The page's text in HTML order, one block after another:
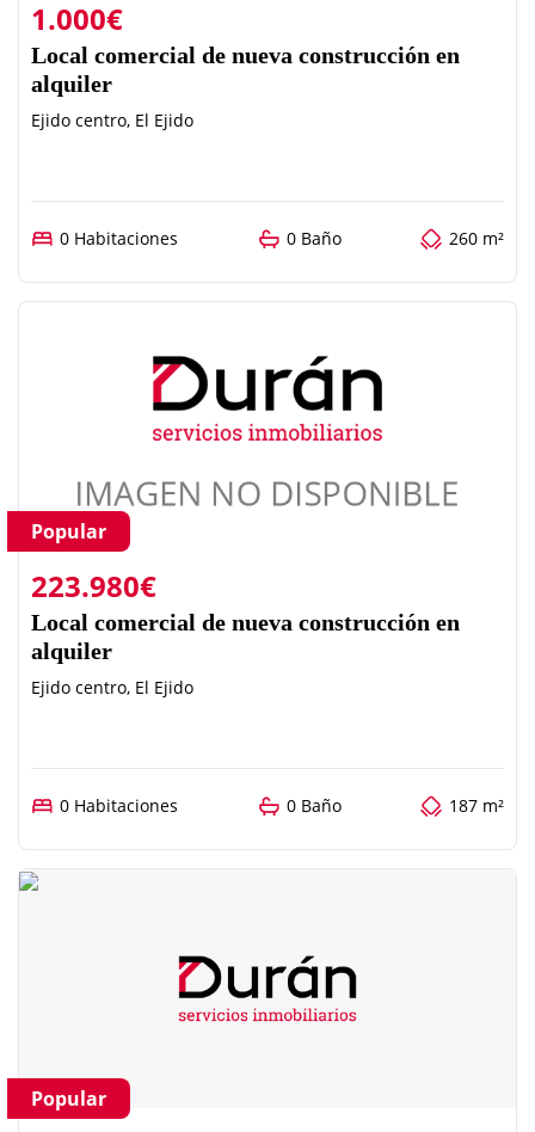
1.000€
Local comercial de nueva construcción en
alquiler
Ejido centro, El Ejido
0 Habitaciones 0 Baño 260 m²
Popular
223.980€
Local comercial de nueva construcción en
alquiler
Ejido centro, El Ejido
0 Habitaciones 0 Baño 187 m²
Popular